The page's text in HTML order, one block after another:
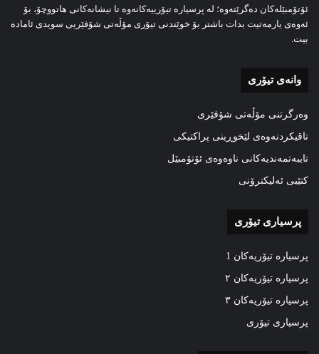
ئۆتۆمبێلەکان دەگرێتەوە؛ لە پرسیارە تیۆرییەکانەوە تا نیشانەکانی هاتووچۆ، بۆ
ئەوەی یارمەتیت بدات باشتر بۆ خوێندنی تیۆری مۆڵەتی شۆفێریی سویدی ئامادە
بیت.
وانەی تیۆری
وەرگرتنی مۆڵەتی شۆفێری
تاقیکردنەوەی لێخوڕینی پراکتیکی
تایبەتمەندیەکانی ناوەوەی ئۆتۆمبێل
کتێبی ئەلیکترۆنی
پرسیاری تیۆری
پرسیارە تیۆریەکان 1
پرسیارە تیۆریەکان ٢
پرسیارە تیۆریەکان ٣
پرسیاری تیۆری